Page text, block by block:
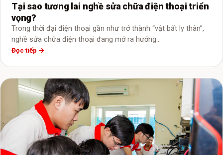
Tại sao tương lai nghề sửa chữa điện thoại triển
vọng?
Trong thời đại điện thoại gần như trở thành “vật bất ly thân”,
nghề sửa chữa điện thoại đang mở ra hướng…
Đọc tiếp →